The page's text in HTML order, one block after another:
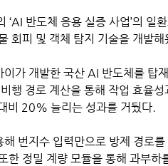
반도체 응용 실증 사업’의 일
회피 및 객체 탐지 기술을 개발해
가 개발한 국산 AI 반도체를 탑
행 경로 계산을 통해 작업 효율
비 20% 늘리는 성과를 거뒀다.
번지수 입력만으로 방제 경로
정밀 계량 모듈을 통해 과부하